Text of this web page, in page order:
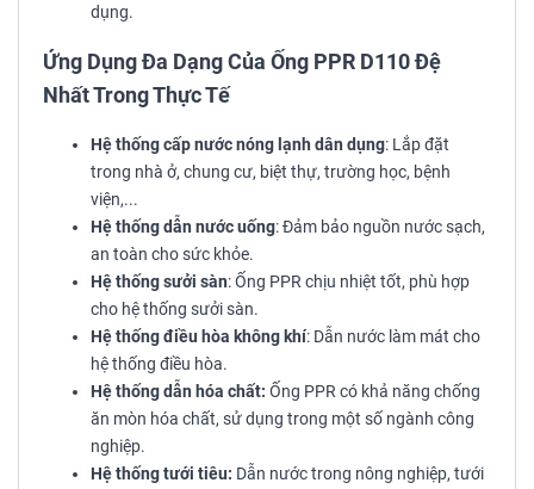
dụng.
Ứng Dụng Đa Dạng Của Ống PPR D110 Đệ
Nhất Trong Thực Tế
Hệ thống cấp nước nóng lạnh dân dụng: Lắp đặt
trong nhà ở, chung cư, biệt thự, trường học, bệnh
viện,...
Hệ thống dẫn nước uống: Đảm bảo nguồn nước sạch,
an toàn cho sức khỏe.
Hệ thống sưởi sàn: Ống PPR chịu nhiệt tốt, phù hợp
cho hệ thống sưởi sàn.
Hệ thống điều hòa không khí: Dẫn nước làm mát cho
hệ thống điều hòa.
Hệ thống dẫn hóa chất: Ống PPR có khả năng chống
ăn mòn hóa chất, sử dụng trong một số ngành công
nghiệp.
Hệ thống tưới tiêu: Dẫn nước trong nông nghiệp, tưới